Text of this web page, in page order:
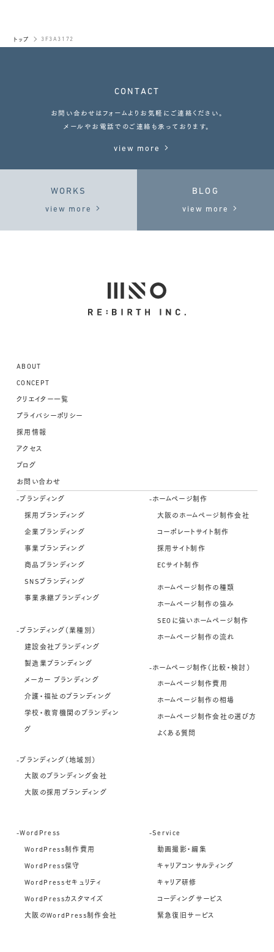
トップ 3F3A3172
CONTACT
お問い合わせはフォームよりお気軽にご連絡ください。
メールやお電話でのご連絡も承っております。
view more
WORKS
view more
BLOG
view more
ABOUT
CONCEPT
クリエイター一覧
プライバシーポリシー
採用情報
アクセス
ブログ
お問い合わせ
-ブランディング
採用ブランディング
企業ブランディング
事業ブランディング
商品ブランディング
SNSブランディング
事業承継ブランディング
-ブランディング（業種別）
建設会社ブランディング
製造業ブランディング
メーカー ブランディング
介護・福祉のブランディング
学校・教育機関のブランディン
グ
-ブランディング（地域別）
大阪のブランディング会社
大阪の採用ブランディング
-ホームページ制作
大阪のホームページ制作会社
コーポレートサイト制作
採用サイト制作
ECサイト制作
ホームページ制作の種類
ホームページ制作の強み
SEOに強いホームページ制作
ホームページ制作の流れ
-ホームページ制作（比較・検討）
ホームページ制作費用
ホームページ制作の相場
ホームページ制作会社の選び方
よくある質問
-WordPress
WordPress制作費用
WordPress保守
WordPressセキュリティ
WordPressカスタマイズ
大阪のWordPress制作会社
-Service
動画撮影・編集
キャリアコンサルティング
キャリア研修
コーディングサービス
緊急復旧サービス